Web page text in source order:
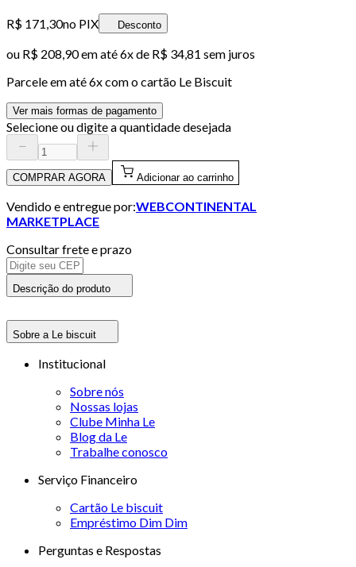
R$ 171,30no PIX Desconto
ou R$ 208,90em até6x de R$ 34,81 sem juros
Parcele em até6x com o cartão Le Biscuit
Ver mais formas de pagamento
Selecione ou digite a quantidade desejada
COMPRAR AGORA Adicionar ao carrinho
Vendido e entregue por:WEBCONTINENTAL
MARKETPLACE
Consultar frete e prazo
Descrição do produto
Sobre a Le biscuit
Institucional
Sobre nós
Nossas lojas
Clube Minha Le
Blog da Le
Trabalhe conosco
Serviço Financeiro
Cartão Le biscuit
Empréstimo Dim Dim
Perguntas e Respostas